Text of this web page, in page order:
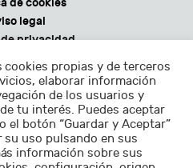
legal
privacidad
de 9.30 a 22.30h
cookies propias y de terceros
elaborar información
de los usuarios y
tu interés. Puedes aceptar
el botón “Guardar y Aceptar”
uso pulsando en sus
información sobre sus